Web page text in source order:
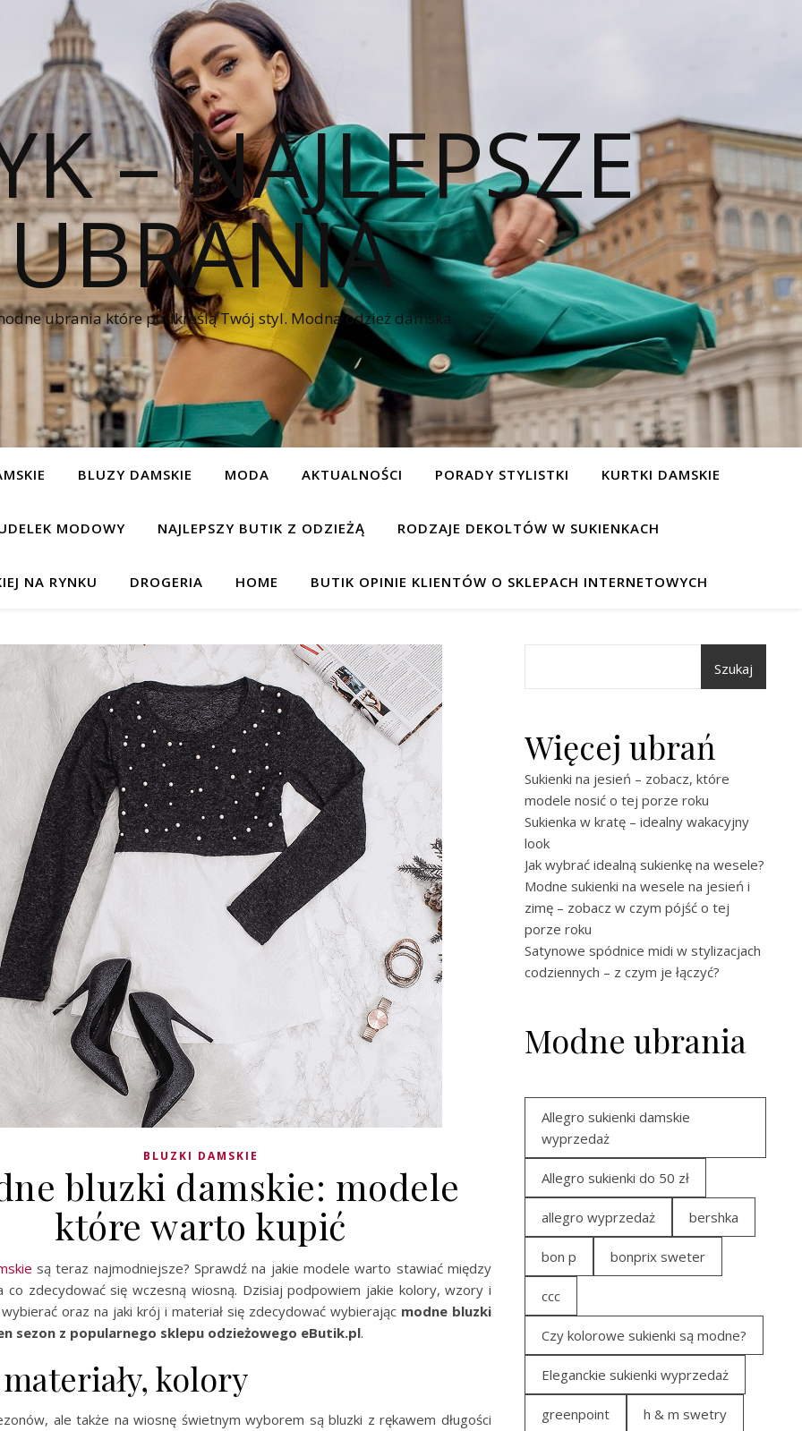
– NAJLEPSZE
UBRANIA
ubrania które podkreślą Twój styl. Modna odzież damska
BLUZY DAMSKIE MODA AKTUALNOŚCI PORADY STYLISTKI KURTKI DAMSKIE
MODOWY NAJLEPSZY BUTIK Z ODZIEŻĄ RODZAJE DEKOLTÓW W SUKIENKACH
NA RYNKU DROGERIA HOME BUTIK OPINIE KLIENTÓW O SKLEPACH INTERNETOWYCH
BLUZKI DAMSKIE
bluzki damskie: modele
które warto kupić
są teraz najmodniejsze? Sprawdź na jakie modele warto stawiać między
co zdecydować się wczesną wiosną. Dzisiaj podpowiem jakie kolory, wzory i
oraz na jaki krój i materiał się zdecydować wybierając modne bluzki
sezon z popularnego sklepu odzieżowego eButik.pl.
kolory
ale także na wiosnę świetnym wyborem są bluzki z rękawem długości
Szukaj
Więcej ubrań
Sukienki na jesień – zobacz, które
modele nosić o tej porze roku
Sukienka w kratę – idealny wakacyjny
look
Jak wybrać idealną sukienkę na wesele?
Modne sukienki na wesele na jesień i
zimę – zobacz w czym pójść o tej
porze roku
Satynowe spódnice midi w stylizacjach
codziennych – z czym je łączyć?
Modne ubrania
Allegro sukienki damskie
wyprzedaż
Allegro sukienki do 50 zł
allegro wyprzedaż bershka
bon p bonprix sweter
ccc
Czy kolorowe sukienki są modne?
Eleganckie sukienki wyprzedaż
greenpoint h & m swetry